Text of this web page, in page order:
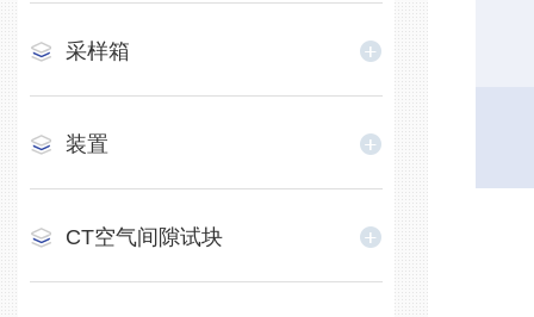
采样箱
装置
CT空气间隙试块